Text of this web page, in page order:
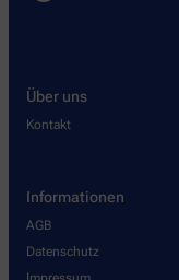
Über uns
Kontakt
Informationen
AGB
Datenschutz